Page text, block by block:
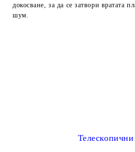
докосване, за да се затвори вратата
шум.